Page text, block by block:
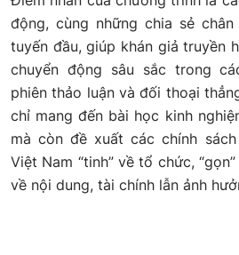
động, cùng những chia sẻ
tuyến đầu, giúp khán giả truyền
chuyển động sâu sắc trong
phiên thảo luận và đối thoại
chỉ mang đến bài học kinh
mà còn đề xuất các chính
Việt Nam “tinh” về tổ chức,
về nội dung, tài chính lẫn ảnh